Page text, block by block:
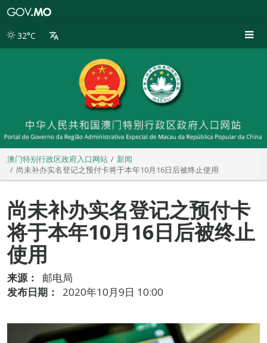
别
32°C
澳门特别行政区政府入口网站
新闻
尚未补办实名登记之预付卡将于本年10月16日后被终止使用
尚未补办实名登记之预付卡
将于本年10月16日后被终止
使用
来源：
邮电局
发布日期：
2020年10月9日 10:00